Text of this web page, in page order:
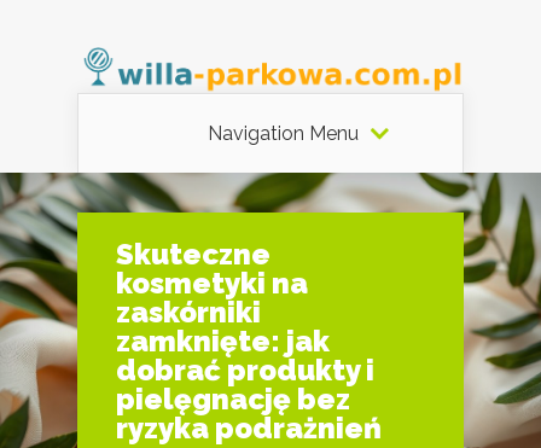
Navigation Menu
Skuteczne
kosmetyki na
zaskórniki
zamknięte: jak
dobrać produkty i
pielęgnację bez
ryzyka podrażnień